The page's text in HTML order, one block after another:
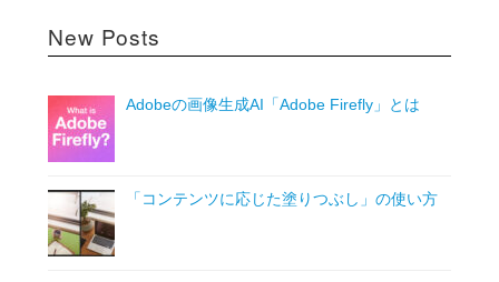
New Posts
Adobeの画像生成AI「Adobe Firefly」とは
「コンテンツに応じた塗りつぶし」の使い方